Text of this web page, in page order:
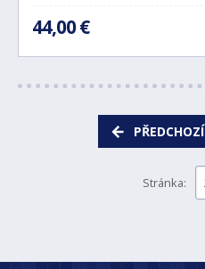
44,00 €
PŘEDCHOZÍ
Stránka: